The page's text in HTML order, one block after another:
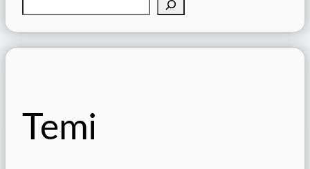
e
Temi